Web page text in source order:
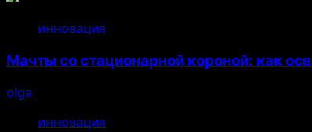
инновация
Мачты со стационарной короной: как
olga
инновация